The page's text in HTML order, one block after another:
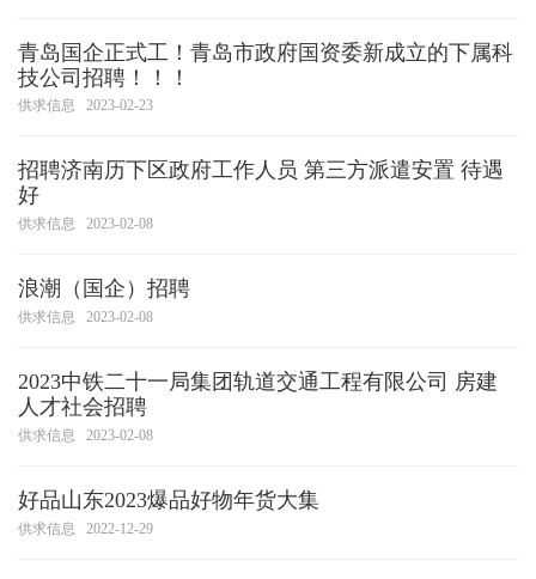
青岛国企正式工！青岛市政府国资委新成立的下属科
技公司招聘！！！
供求信息 2023-02-23
招聘济南历下区政府工作人员 第三方派遣安置 待遇
好
供求信息 2023-02-08
浪潮（国企）招聘
供求信息 2023-02-08
2023中铁二十一局集团轨道交通工程有限公司 房建
人才社会招聘
供求信息 2023-02-08
好品山东2023爆品好物年货大集
供求信息 2022-12-29